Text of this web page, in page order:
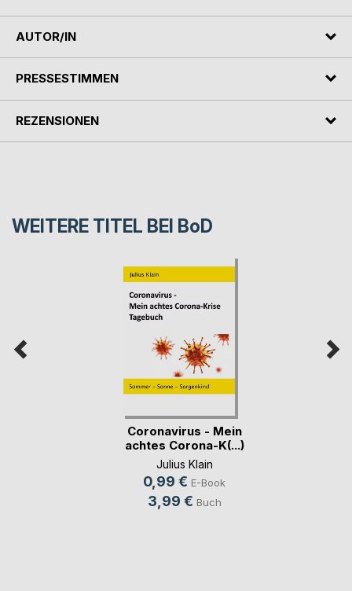
AUTOR/IN
PRESSESTIMMEN
REZENSIONEN
WEITERE TITEL BEI BoD
Coronavirus - Mein
achtes Corona-K(...)
Julius Klain
0,99 € E-Book
3,99 € Buch